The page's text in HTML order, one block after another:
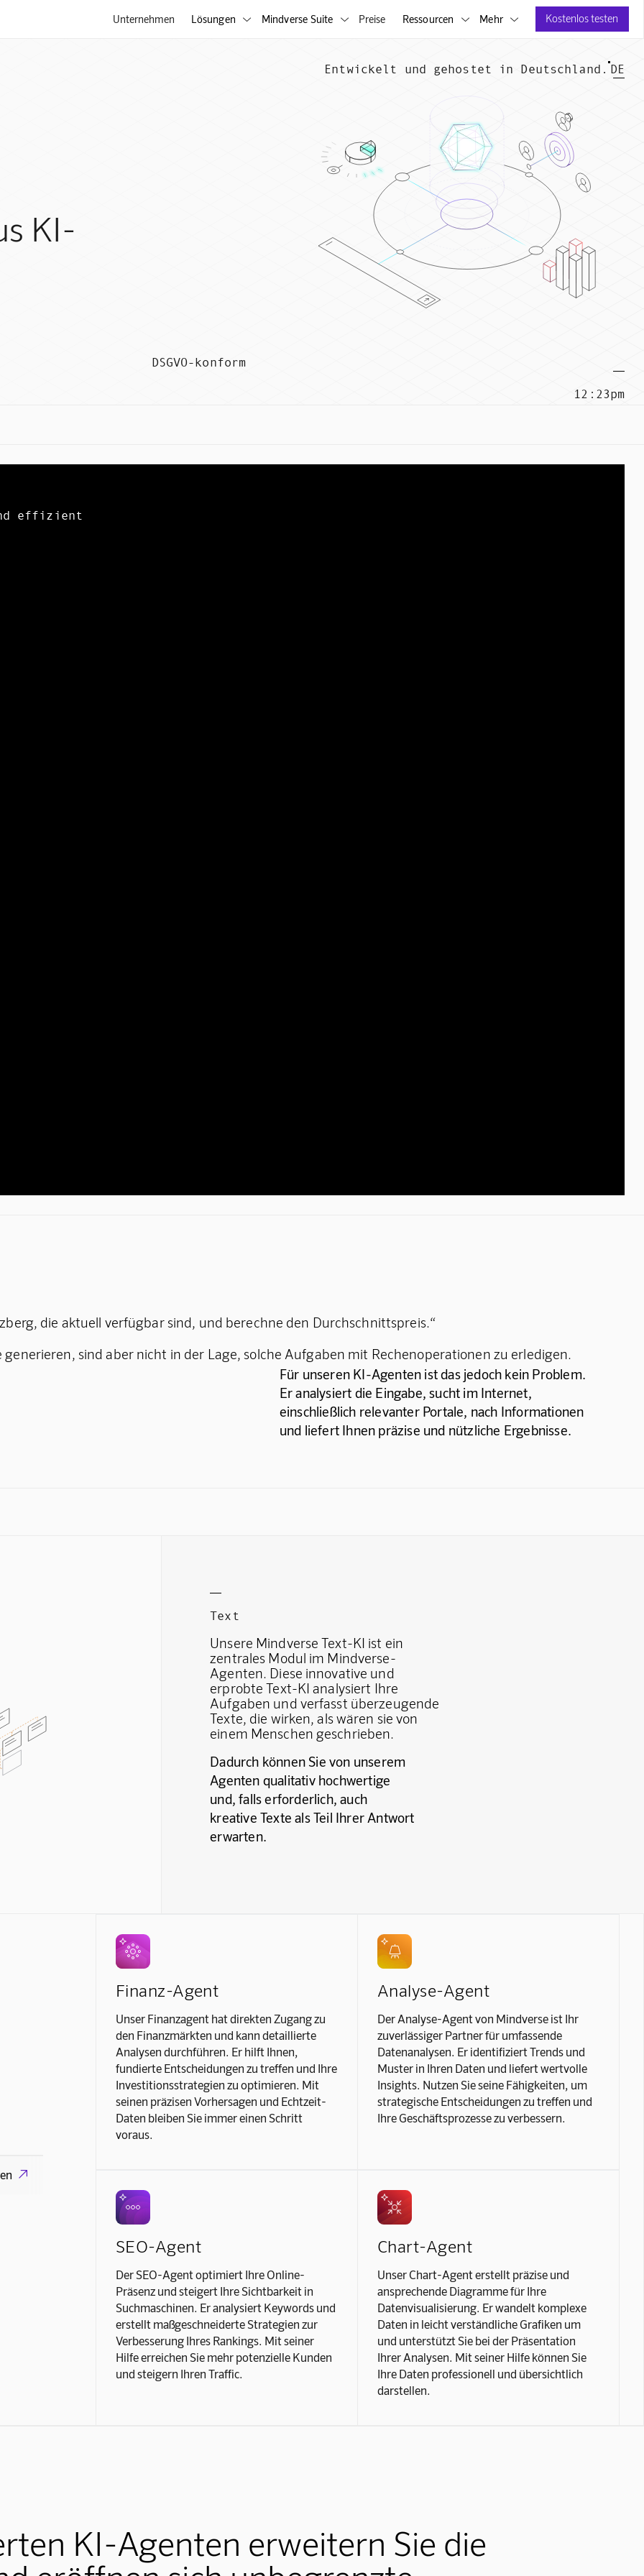
Unternehmen Lösungen  Mindverse Suite  Preise Ressourcen  Mehr  Kostenlos testen
KI-
Entwickelt und gehostet in Deutschland. DE
DSGVO-konform
12:23pm
effizient
die aktuell verfügbar sind, und berechne den Durchschnittspreis.“
sind aber nicht in der Lage, solche Aufgaben mit Rechenoperationen zu erledigen.
Für unseren KI-Agenten ist das jedoch kein Problem.
Er analysiert die Eingabe, sucht im Internet,
einschließlich relevanter Portale, nach Informationen
und liefert Ihnen präzise und nützliche Ergebnisse.
Text
Unsere Mindverse Text-KI ist ein
zentrales Modul im Mindverse-
Agenten. Diese innovative und
erprobte Text-KI analysiert Ihre
Aufgaben und verfasst überzeugende
Texte, die wirken, als wären sie von
einem Menschen geschrieben.
Dadurch können Sie von unserem
Agenten qualitativ hochwertige
und, falls erforderlich, auch
kreative Texte als Teil Ihrer Antwort
erwarten.

Finanz-Agent
Unser Finanzagent hat direkten Zugang zu
den Finanzmärkten und kann detaillierte
Analysen durchführen. Er hilft Ihnen,
fundierte Entscheidungen zu treffen und Ihre
Investitionsstrategien zu optimieren. Mit
seinen präzisen Vorhersagen und Echtzeit-
Daten bleiben Sie immer einen Schritt
voraus.
Analyse-Agent
Der Analyse-Agent von Mindverse ist Ihr
zuverlässiger Partner für umfassende
Datenanalysen. Er identifiziert Trends und
Muster in Ihren Daten und liefert wertvolle
Insights. Nutzen Sie seine Fähigkeiten, um
strategische Entscheidungen zu treffen und
Ihre Geschäftsprozesse zu verbessern.
SEO-Agent
Der SEO-Agent optimiert Ihre Online-
Präsenz und steigert Ihre Sichtbarkeit in
Suchmaschinen. Er analysiert Keywords und
erstellt maßgeschneiderte Strategien zur
Verbesserung Ihres Rankings. Mit seiner
Hilfe erreichen Sie mehr potenzielle Kunden
und steigern Ihren Traffic.
Chart-Agent
Unser Chart-Agent erstellt präzise und
ansprechende Diagramme für Ihre
Datenvisualisierung. Er wandelt komplexe
Daten in leicht verständliche Grafiken um
und unterstützt Sie bei der Präsentation
Ihrer Analysen. Mit seiner Hilfe können Sie
Ihre Daten professionell und übersichtlich
darstellen.
KI-Agenten erweitern Sie die